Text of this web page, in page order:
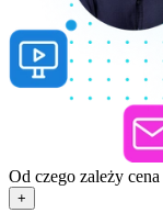
Od czego zależy
+